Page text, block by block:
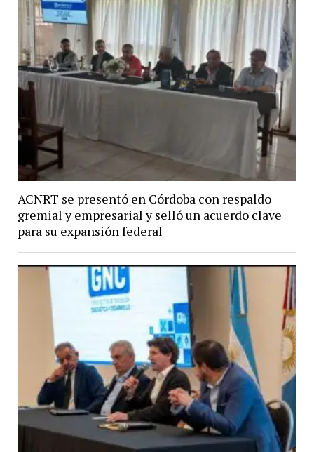
ACNRT se presentó en Córdoba con respaldo
gremial y empresarial y selló un acuerdo clave
para su expansión federal